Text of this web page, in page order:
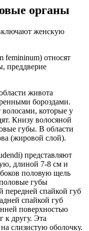
органы
женскую
femininum) относят
преддверие
живота
бороздами.
которые у
Книзу волосяной
губы. В области
(жировой слой).
представляют
длиной 7-8 см и
половую щель
губы
передней спайкой губ
спайкой губ
поверхностью
к другу. Эта
слизистую оболочку.